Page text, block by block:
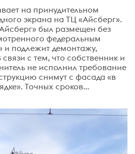
на принудительном
экрана на ТЦ «Айсберг».
был размещен без
федеральным
и подлежит демонтажу,
с тем, что собственник и
не исполнил требование
снимут с фасада «в
Точных сроков...